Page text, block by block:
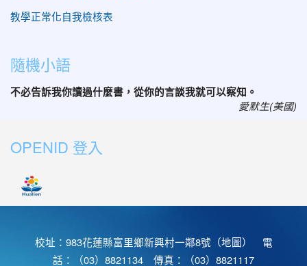
教學正常化自我檢核表
隨機小語
不必告訴我你讀過什麼書，從你的言談我就可以察知。
愛默生(美國)
OPENID 登入
校址：983花蓮縣富里鄉新興村一鄰8號（地圖） 電
話：（03）8821134 傳真：（03）8821117